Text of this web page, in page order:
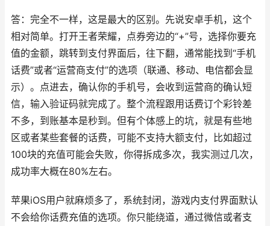
答：完全不一样，这是最大的区别。先说安卓手机，这个
相对简单。打开王者荣耀，点券旁边的“+”号，选择你要充
值的金额，跳转到支付界面后，往下翻，通常能找到“手机
话费”或者“运营商支付”的选项（联通、移动、电信都会显
示）。点进去，确认你的手机号，会收到运营商的确认短
信，输入验证码就完成了。整个流程跟用话费订个彩铃差
不多，到账基本是秒到。但有个体感上的坑，就是有些地
区或者某些套餐的话费，可能不支持大额支付，比如超过
100块的充值可能会失败，你得拆成多次，我实测过几次，
成功率大概在80%左右。
苹果iOS用户就麻烦多了，系统封闭，游戏内支付界面默认
不会给你话费充值的选项。你只能绕道，通过微信或者支